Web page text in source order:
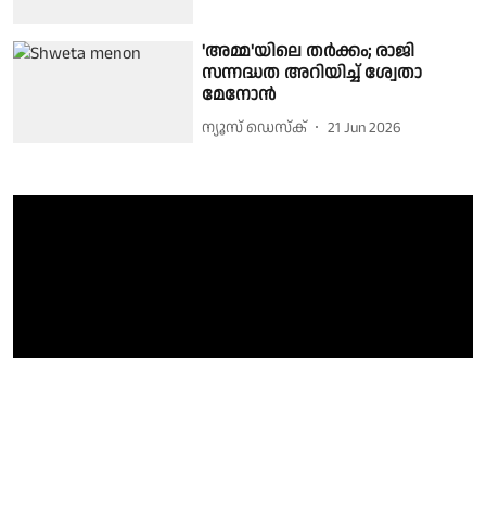
'അമ്മ'യിലെ തർക്കം; രാജി
സന്നദ്ധത അറിയിച്ച് ശ്വേതാ
മേനോൻ
ന്യൂസ് ഡെസ്ക് 21 Jun 2026